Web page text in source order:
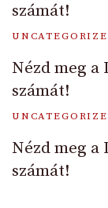
számát!
Nézd meg a
számát!
Nézd meg a
számát!